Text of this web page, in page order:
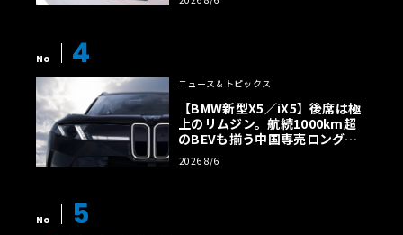
No 4
ニュース＆トピックス
【BMW新型X5／iX5】後席は極
上のリムジン。航続1000km超
のBEVも揃う中国専売ロング仕
様の全貌
2026 8/6
No 5